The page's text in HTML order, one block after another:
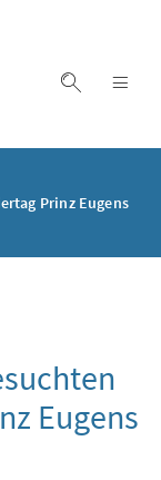
Suche
Prinz Eugens
Eugens